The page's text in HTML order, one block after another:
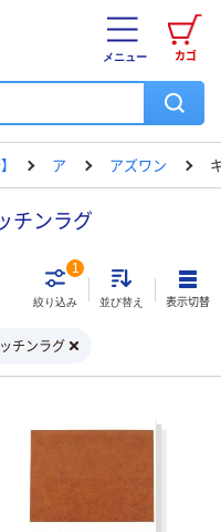
カゴ
メニュー
ア アズワン
チンラグ
絞り込み
1
並び替え 表示切替
チンラグ